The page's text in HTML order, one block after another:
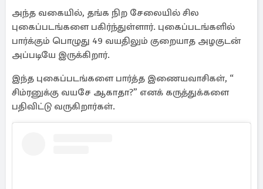
அந்த வகையில், தங்க நிற சேலையில் சில
புகைப்படங்களை பகிர்ந்துள்ளார். புகைப்படங்களில்
பார்க்கும் பொழுது 49 வயதிலும் குறையாத அழகுடன்
அப்படியே இருக்கிறார்.
இந்த புகைப்படங்களை பார்த்த இணையவாசிகள், “
சிம்ரனுக்கு வயசே ஆகாதா?” எனக் கருத்துக்களை
பதிவிட்டு வருகிறார்கள்.